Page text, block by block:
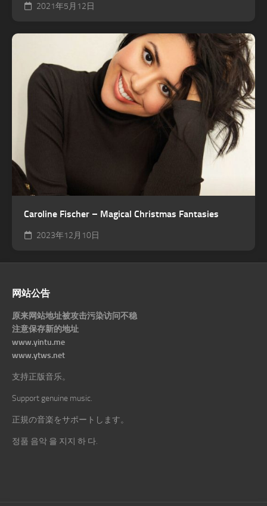
2021年5月12日
Caroline Fischer – Magical Christmas Fantasies
2023年12月10日
网站公告
原来网站地址被攻击污染访问不稳
注意保存新的地址
www.yintu.me
www.ytws.net
支持正版音乐。
Support genuine music.
正規の音楽をサポートします。
정품 음악 을 지지 하 다.